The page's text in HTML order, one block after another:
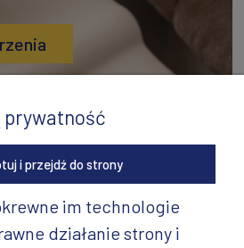
INFORMACJE
prywatność
i przejdź do strony
im technologie
działanie strony i